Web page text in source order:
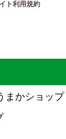
ト利用規約
まかショップ